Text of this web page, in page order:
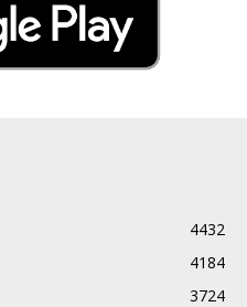
4432
4184
3724